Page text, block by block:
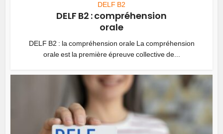
DELF B2
DELF B2 : compréhension
orale
DELF B2 : la compréhension orale La compréhension
orale est la première épreuve collective de...